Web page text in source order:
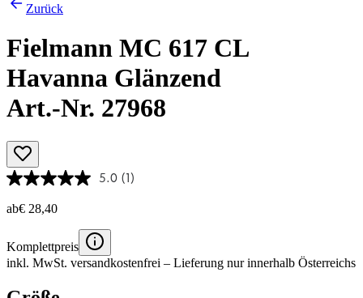
Zurück
Fielmann MC 617 CL
Havanna Glänzend
Art.-Nr. 27968
5.0 (1)
ab€ 28,40
Komplettpreis
inkl. MwSt. versandkostenfrei – Lieferung nur innerhalb Österreichs